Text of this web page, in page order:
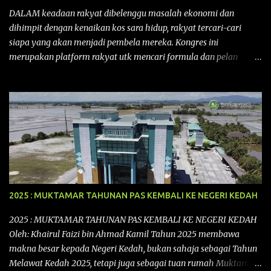
DALAM keadaan rakyat dibelenggu masalah ekonomi dan
dihimpit dengan kenaikan kos sara hidup, rakyat tercari-cari
siapa yang akan menjadi pembela mereka. Kongres ini
merupakan platform rakyat utk mencari formula dan pelan
pertama yang telah diadakan pada 12 September 2015 di Shah
Alam, Selangor, di peringkat kebangsaan dengan tema
“MEMBINA MALAYSIA SEJAHTERA”, Kongre s Rakyat di
peringkat negeri-negeri mula diadakan. Isu-isu rakyat yang telah
ditimbulkan di peringkat kebangsaan termasuklah isu-isu
ekonomi, sosial, pendidikan, pengurusan sumber, kesihatan,
budaya, pembangunan bandar dan desa, kos dan kualiti hidup
dan perundangan. Di peringkat negeri pula, isu akan dijuruskan
dengan lebih terperinci perkara-perkara tersebut dengan keadaan
setempat. Kongres Rakyat Johor ini akan melibat pelbagai pihak
dari pelbagai latar belakang yang ingin ...
2025 : MUKTAMAR TAHUNAN PAS KEMBALI KE NEGERI KEDAH
2025 : MUKTAMAR TAHUNAN PAS KEMBALI KE NEGERI KEDAH
Oleh: Khairul Faizi bin Ahmad Kamil Tahun 2025 membawa
makna besar kepada Negeri Kedah, bukan sahaja sebagai Tahun
Melawat Kedah 2025, tetapi juga sebagai tuan rumah Muktamar